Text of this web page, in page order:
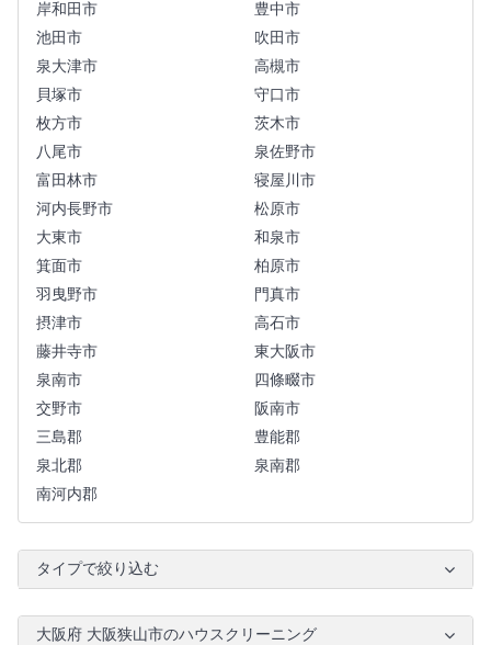
岸和田市
豊中市
池田市
吹田市
泉大津市
高槻市
貝塚市
守口市
枚方市
茨木市
八尾市
泉佐野市
富田林市
寝屋川市
河内長野市
松原市
大東市
和泉市
箕面市
柏原市
羽曳野市
門真市
摂津市
高石市
藤井寺市
東大阪市
泉南市
四條畷市
交野市
阪南市
三島郡
豊能郡
泉北郡
泉南郡
南河内郡
タイプで絞り込む
大阪府 大阪狭山市のハウスクリーニング